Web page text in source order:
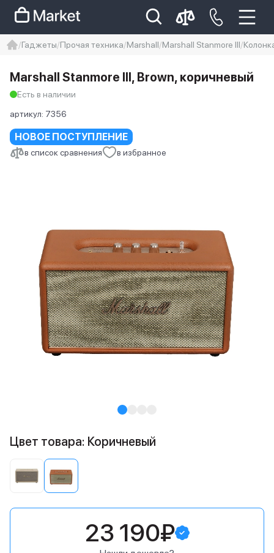
Iphone 14 pro max
айфон 14
Гаджеты Прочая техника Marshall Marshall Stanmore III
НОВОЕ ПОСТУПЛЕНИЕ
в список сравнения в избранное
Marshall Stanmore III, Brown, коричневый
Есть в наличии
артикул: 7356
Цвет товара: Коричневый
23 190₽